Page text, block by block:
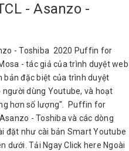
- Asanzo -
- Toshiba 2020 Puffin for
- tác giả của trình duyệt web
đặc biệt của trình duyệt
dùng Youtube, và hoạt
hơn số lượng". Puffin for
- Toshiba và các dòng
đặt như cài bản Smart Youtube
dưới. Tải Ngay Click here Ngoài